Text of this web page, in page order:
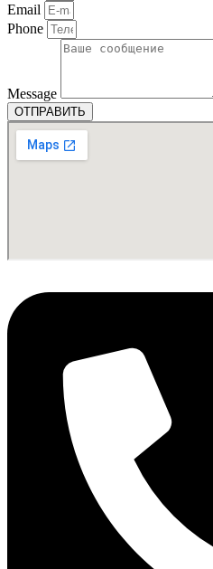
Email
Phone
Message
ОТПРАВИТЬ